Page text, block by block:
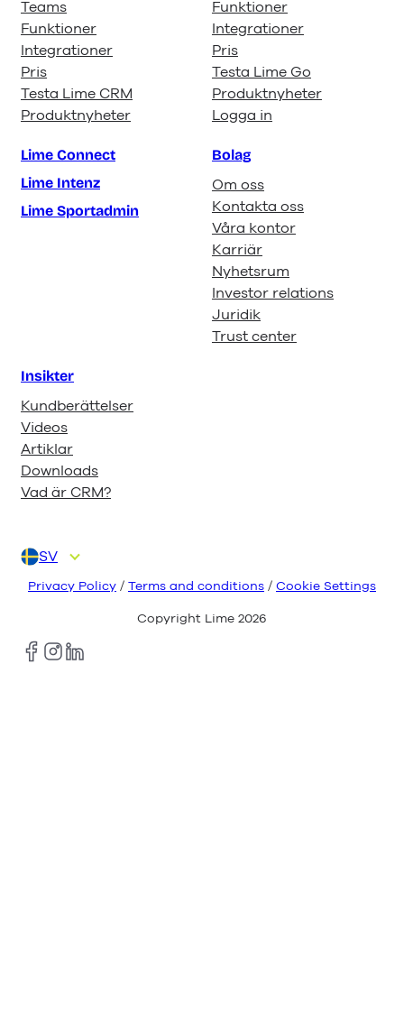
Teams
Funktioner
Integrationer
Pris
Testa Lime CRM
Produktnyheter
Funktioner
Integrationer
Pris
Testa Lime Go
Produktnyheter
Logga in
Lime Connect
Lime Intenz
Lime Sportadmin
Bolag
Om oss
Kontakta oss
Våra kontor
Karriär
Nyhetsrum
Investor relations
Juridik
Trust center
Insikter
Kundberättelser
Videos
Artiklar
Downloads
Vad är CRM?
SV
Privacy Policy / Terms and conditions / Cookie Settings
Copyright Lime 2026